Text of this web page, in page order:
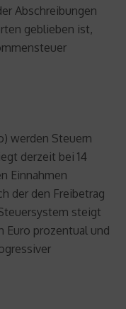
Abschreibungen
geblieben ist,
werden Steuern
derzeit bei 14
Einnahmen
der den Freibetrag
steigt
Euro prozentual und